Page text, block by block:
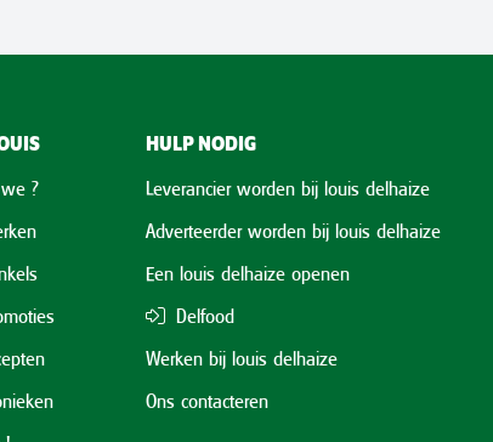
?
HULP NODIG
Leverancier worden bij louis delhaize
Adverteerder worden bij louis delhaize
Een louis delhaize openen
Delfood
Werken bij louis delhaize
Ons contacteren